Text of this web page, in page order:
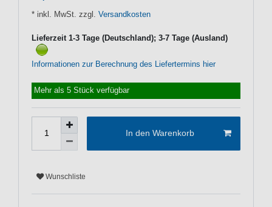
* inkl. MwSt. zzgl. Versandkosten
Lieferzeit 1-3 Tage (Deutschland); 3-7 Tage (Ausland)
Informationen zur Berechnung des Liefertermins hier
Mehr als 5 Stück verfügbar
In den Warenkorb
Wunschliste